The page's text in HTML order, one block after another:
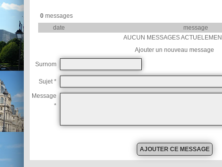
0messages
date
message
AUCUN MESSAGES
Ajouter un nouveau message
Surnom
Sujet *
Message
*